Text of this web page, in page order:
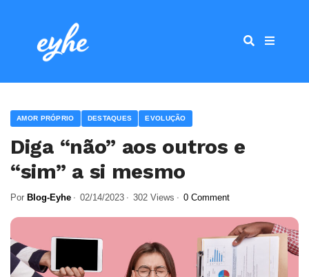
AMOR PRÓPRIO DESTAQUES EVOLUÇÃO
Diga “não” aos outros e
“sim” a si mesmo
Por Blog-Eyhe 02/14/2023 302 Views 0 Comment